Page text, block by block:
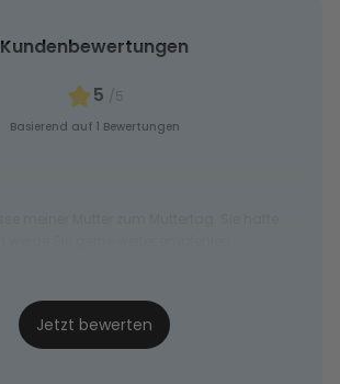
Kundenbewertungen
5 /5
Basierend auf 1 Bewertungen
Jetzt bewerten